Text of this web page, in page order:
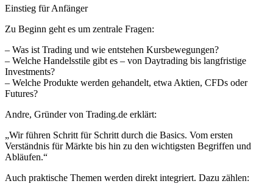
Einstieg für Anfänger
Zu Beginn geht es um zentrale Fragen:
– Was ist Trading und wie entstehen Kursbewegungen?
– Welche Handelsstile gibt es – von Daytrading bis langfristige
Investments?
– Welche Produkte werden gehandelt, etwa Aktien, CFDs oder
Futures?
Andre, Gründer von Trading.de erklärt:
„Wir führen Schritt für Schritt durch die Basics. Vom ersten
Verständnis für Märkte bis hin zu den wichtigsten Begriffen und
Abläufen.“
Auch praktische Themen werden direkt integriert. Dazu zählen: